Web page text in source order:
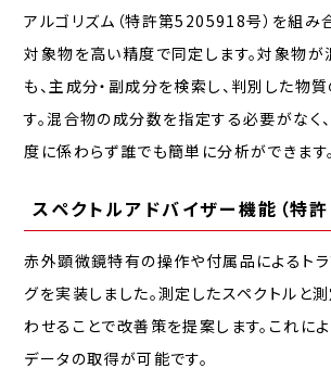
アルゴリズム（特許第5205918号）を組み
対象物を高い精度で同定します。対象物
も、主成分・副成分を検索し、判別した物
す。混合物の成分数を指定する必要がなく
度に係わらず誰でも簡単に分析ができます。
スペクトルアドバイザー機能（特許
赤外顕微鏡特有の操作や付属品によるトラ
グを実装しました。測定したスペクトルと
わせることで改善策を提案します。これに
データの取得が可能です。